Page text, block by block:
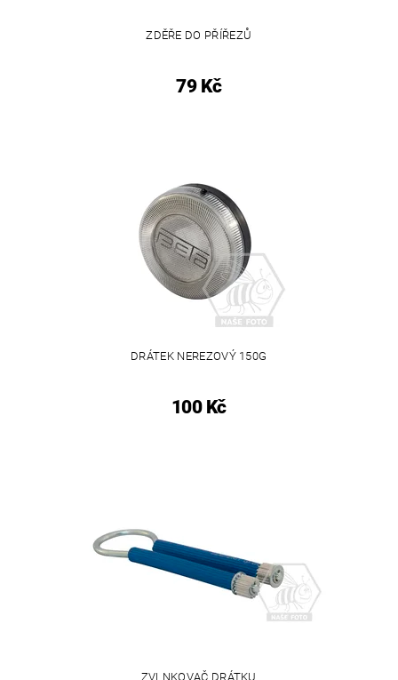
ZDĚŘE DO PŘÍŘEZŮ
79 Kč
DRÁTEK NEREZOVÝ 150G
100 Kč
ZVLNKOVAČ DRÁTKU